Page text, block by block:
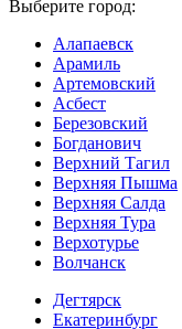
Выберите город:
Алапаевск
Арамиль
Артемовский
Асбест
Березовский
Богданович
Верхний Тагил
Верхняя Пышма
Верхняя Салда
Верхняя Тура
Верхотурье
Волчанск
Дегтярск
Екатеринбург